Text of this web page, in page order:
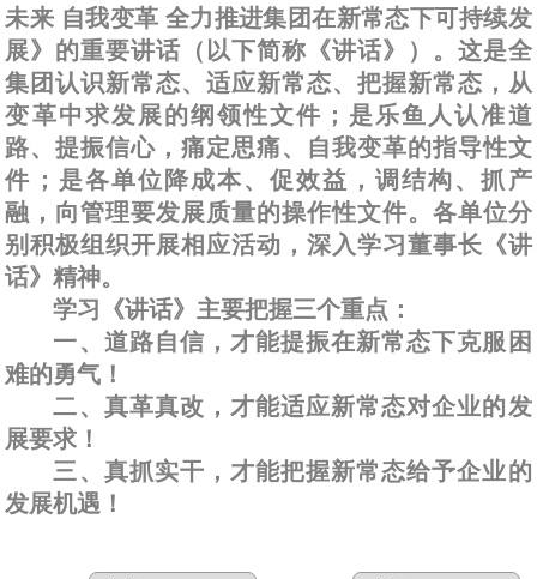
未来 自我变革 全力推进集团在新常态下可持续发
展》的重要讲话（以下简称《讲话》）。这是全
集团认识新常态、适应新常态、把握新常态，从
变革中求发展的纲领性文件；是乐鱼人认准道
路、提振信心，痛定思痛、自我变革的指导性文
件；是各单位降成本、促效益，调结构、抓产
融，向管理要发展质量的操作性文件。各单位分
别积极组织开展相应活动，深入学习董事长《讲
话》精神。
学习《讲话》主要把握三个重点：
一、道路自信，才能提振在新常态下克服困
难的勇气！
二、真革真改，才能适应新常态对企业的发
展要求！
三、真抓实干，才能把握新常态给予企业的
发展机遇！